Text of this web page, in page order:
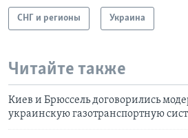
СНГ и регионы Украина
Читайте также
Киев и Брюссель договорились
украинскую газотранспортную